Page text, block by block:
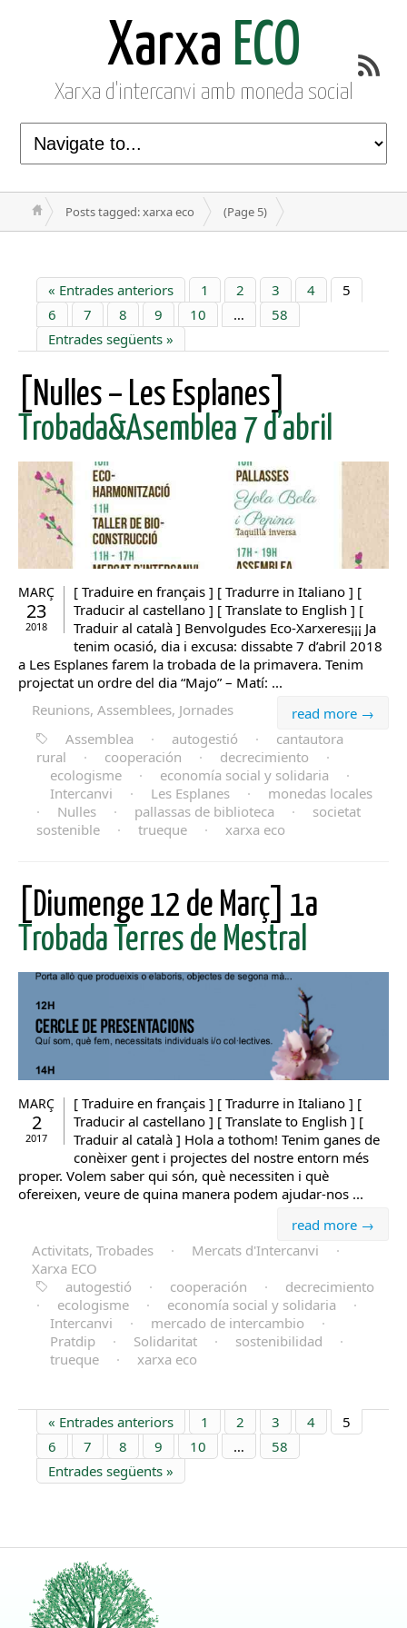
Xarxa ECO
Xarxa d'intercanvi amb moneda social
Posts tagged: xarxa eco (Page 5)
« Entrades anteriors 1 2 3 4
5
6
7 8 9 10 …
58
Entrades següents »
[Nulles – Les Esplanes]
Trobada&Asemblea 7 d’abril
MARÇ
23
2018
[ Traduire en français ] [ Tradurre in Italiano ] [
Traducir al castellano ] [ Translate to English ] [
Traduir al català ] Benvolgudes Eco-Xarxeres¡¡¡ Ja
tenim ocasió, dia i excusa: dissabte 7 d’abril 2018
a Les Esplanes farem la trobada de la primavera. Tenim
projectat un ordre del dia “Majo” – Matí: ...
read more →
Reunions, Assemblees, Jornades
Assemblea
· autogestió ·
cantautora
rural
· cooperación · decrecimiento
·
ecologisme
· economía social y solidaria
·
Intercanvi
· Les Esplanes ·
monedas locales
·
Nulles · pallassas de biblioteca ·
societat
sostenible
· trueque · xarxa eco
[Diumenge 12 de Març] 1a
Trobada Terres de Mestral
MARÇ
2
2017
[ Traduire en français ] [ Tradurre in Italiano ] [
Traducir al castellano ] [ Translate to English ] [
Traduir al català ] Hola a tothom! Tenim ganes de
conèixer gent i projectes del nostre entorn més
proper. Volem saber qui són, què necessiten i què
ofereixen, veure de quina manera podem ajudar-nos ...
read more →
Activitats, Trobades
· Mercats d'Intercanvi
·
Xarxa ECO
autogestió
· cooperación ·
decrecimiento
·
ecologisme · economía social y solidaria
·
Intercanvi
· mercado de intercambio
·
Pratdip
· Solidaritat · sostenibilidad
·
trueque
· xarxa eco
« Entrades anteriors 1 2 3 4
5
6
7 8 9 10 …
58
Entrades següents »